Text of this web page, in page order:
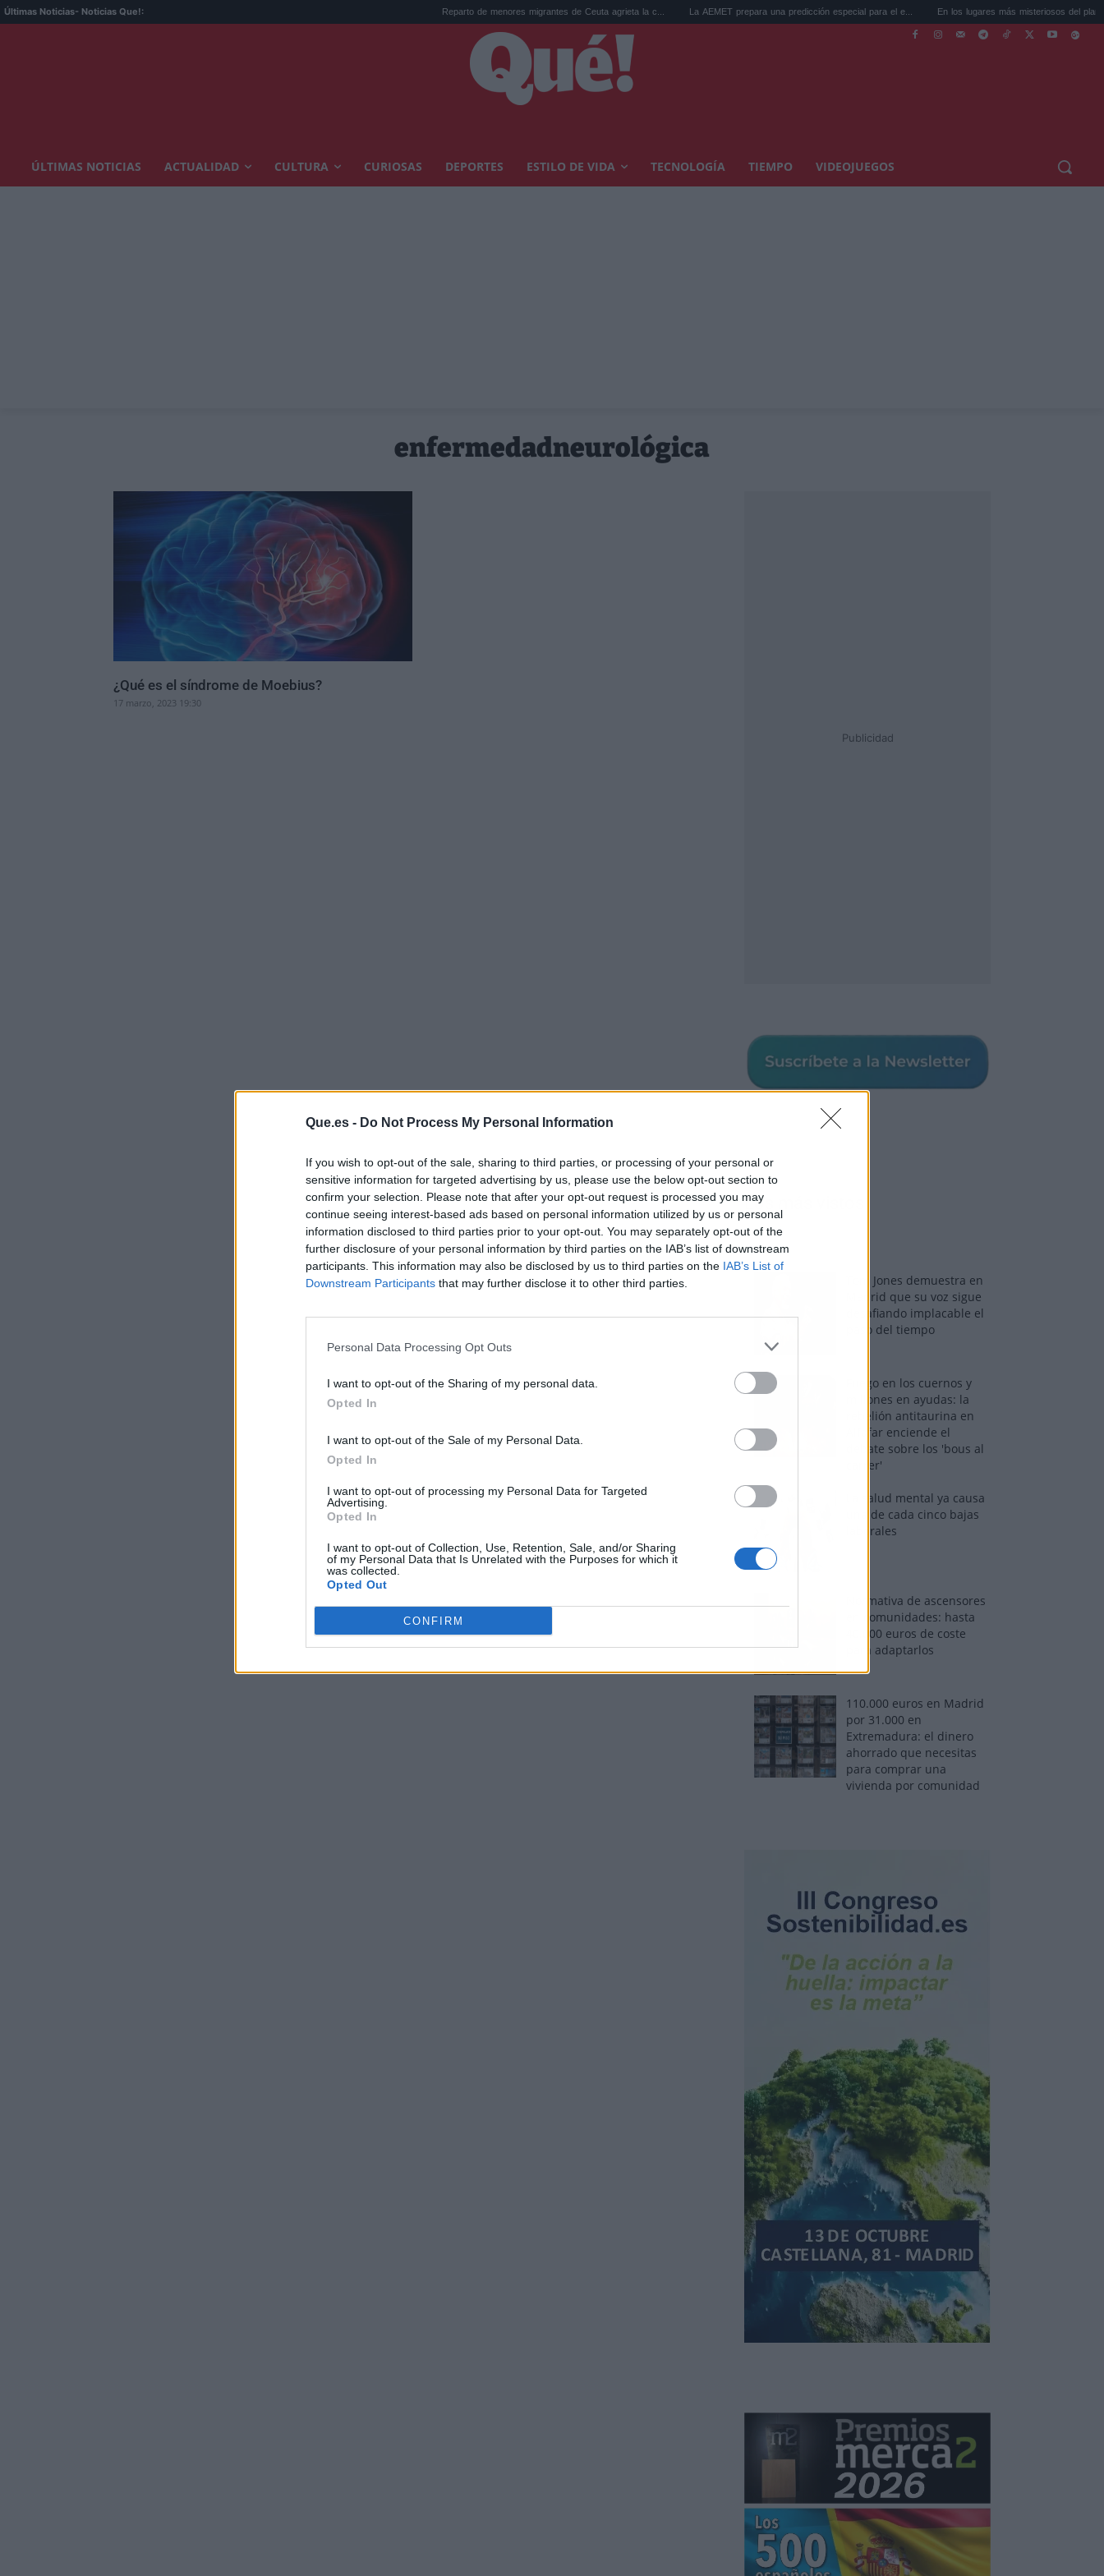
Que.es - Do Not Process My Personal Information
If you wish to opt-out of the sale, sharing to third parties, or processing of your personal or
sensitive information for targeted advertising by us, please use the below opt-out section to
confirm your selection. Please note that after your opt-out request is processed you may
continue seeing interest-based ads based on personal information utilized by us or personal
information disclosed to third parties prior to your opt-out. You may separately opt-out of the
further disclosure of your personal information by third parties on the IAB’s list of downstream
participants. This information may also be disclosed by us to third parties on the IAB’s List of
Downstream Participants that may further disclose it to other third parties.
Personal Data Processing Opt Outs
I want to opt-out of the Sharing of my personal data.
Opted In
I want to opt-out of the Sale of my Personal Data.
Opted In
I want to opt-out of processing my Personal Data for Targeted
Advertising.
Opted In
I want to opt-out of Collection, Use, Retention, Sale, and/or Sharing
of my Personal Data that Is Unrelated with the Purposes for which it
was collected.
Opted Out
CONFIRM
Últimas Noticias- Noticias Que!: Reparto de menores migrantes de Ceuta agrieta la c... La AEMET prepara una predicción especial para el e... En los lugares más misteriosos del planeta: Stoneh...
ÚLTIMAS NOTICIAS ACTUALIDAD CULTURA CURIOSAS DEPORTES ESTILO DE VIDA TECNOLOGÍA TIEMPO VIDEOJUEGOS
enfermedadneurológica
¿Qué es el síndrome de Moebius?
17 marzo, 2023 19:30
Publicidad
Los más vistos
Tom Jones demuestra en
Madrid que su voz sigue
desafiando implacable el
paso del tiempo
Fuego en los cuernos y
millones en ayudas: la
rebelión antitaurina en
Alfafar enciende el
debate sobre los 'bous al
carrer'
La salud mental ya causa
una de cada cinco bajas
laborales
Normativa de ascensores
en comunidades: hasta
40.000 euros de coste
para adaptarlos
110.000 euros en Madrid
por 31.000 en
Extremadura: el dinero
ahorrado que necesitas
para comprar una
vivienda por comunidad